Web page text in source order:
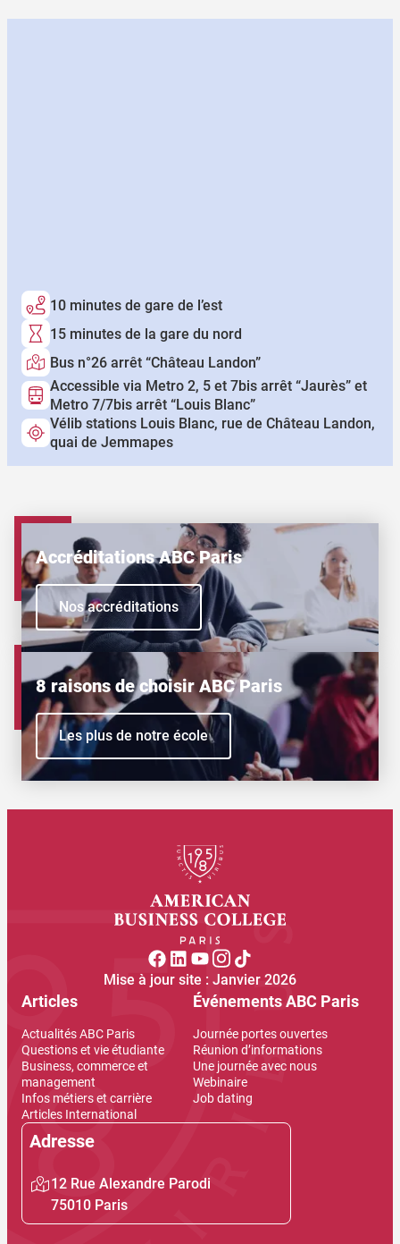
10 minutes de gare de l’est
15 minutes de la gare du nord
Bus n°26 arrêt “Château Landon”
Accessible via Metro 2, 5 et 7bis arrêt “Jaurès” et
Metro 7/7bis arrêt “Louis Blanc”
Vélib stations Louis Blanc, rue de Château Landon,
quai de Jemmapes
Accréditations ABC Paris
Nos accréditations
8 raisons de choisir ABC Paris
Les plus de notre école
Mise à jour site : Janvier 2026
Articles
Actualités ABC Paris
Questions et vie étudiante
Business, commerce et
management
Infos métiers et carrière
Articles International
Événements ABC Paris
Journée portes ouvertes
Réunion d’informations
Une journée avec nous
Webinaire
Job dating
Adresse
12 Rue Alexandre Parodi
75010 Paris